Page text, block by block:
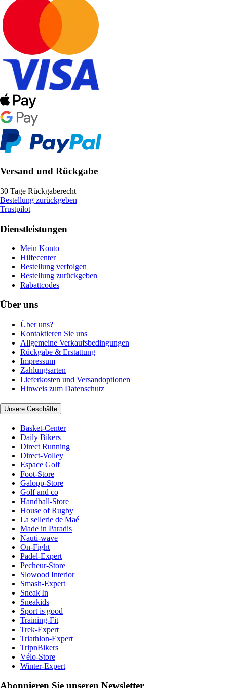
Versand und Rückgabe
30 Tage Rückgaberecht
Bestellung zurückgeben
Trustpilot
Dienstleistungen
Mein Konto
Hilfecenter
Bestellung verfolgen
Bestellung zurückgeben
Rabattcodes
Über uns
Über uns?
Kontaktieren Sie uns
Allgemeine Verkaufsbedingungen
Rückgabe & Erstattung
Impressum
Zahlungsarten
Lieferkosten und Versandoptionen
Hinweis zum Datenschutz
Unsere Geschäfte
Basket-Center
Daily Bikers
Direct Running
Direct-Volley
Espace Golf
Foot-Store
Galopp-Store
Golf and co
Handball-Store
House of Rugby
La sellerie de Maé
Made in Paradis
Nauti-wave
On-Fight
Padel-Expert
Pecheur-Store
Slowood Interior
Smash-Expert
Sneak'In
Sneakids
Sport is good
Training-Fit
Trek-Expert
Triathlon-Expert
TripnBikers
Vélo-Store
Winter-Expert
Abonnieren Sie unseren Newsletter